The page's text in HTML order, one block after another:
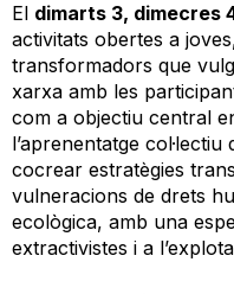
El dimarts 3, dimecres
activitats obertes a
transformadors que
xarxa amb les
com a objectiu central
l’aprenentatge
cocrear estratègies
vulneracions de drets
ecològica, amb una
extractivistes i a